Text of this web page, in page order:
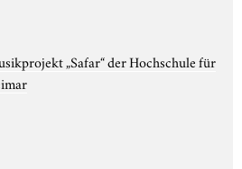
„Safar“ der Hochschule für